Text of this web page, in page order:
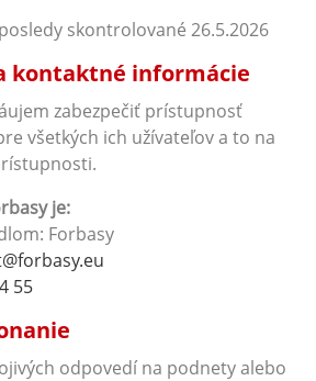
skontrolované 26.5.2026
kontaktné informácie
zabezpečiť prístupnosť
všetkých ich užívateľov a to na
je:
Forbasy
55
odpovedí na podnety alebo